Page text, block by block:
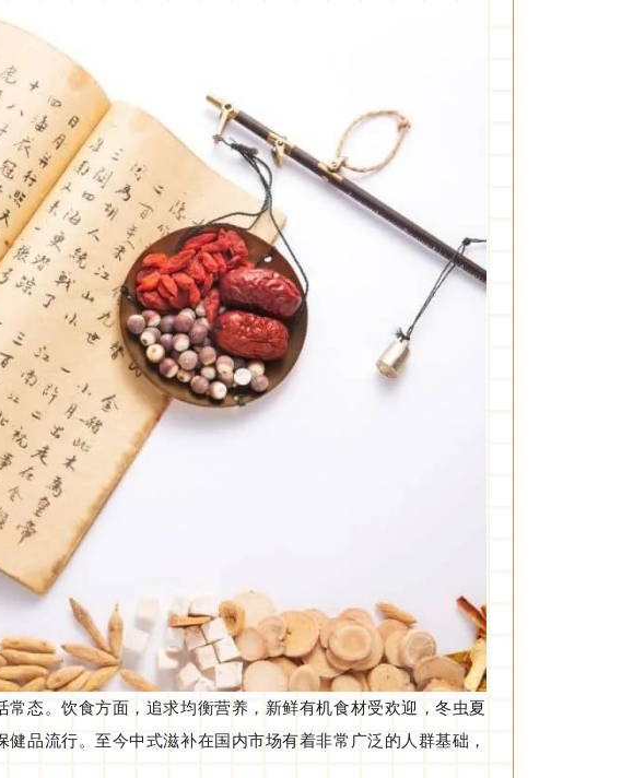
态。饮食方面，追求均衡营养，新鲜有机食材受欢迎，冬虫夏
品流行。至今中式滋补在国内市场有着非常广泛的人群基础，